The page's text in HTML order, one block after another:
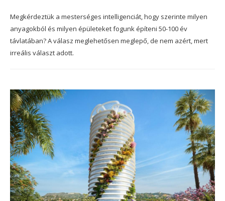
Megkérdeztük a mesterséges intelligenciát, hogy szerinte milyen
anyagokból és milyen épületeket fogunk építeni 50-100 év
távlatában? A válasz meglehetősen meglepő, de nem azért, mert
irreális választ adott.